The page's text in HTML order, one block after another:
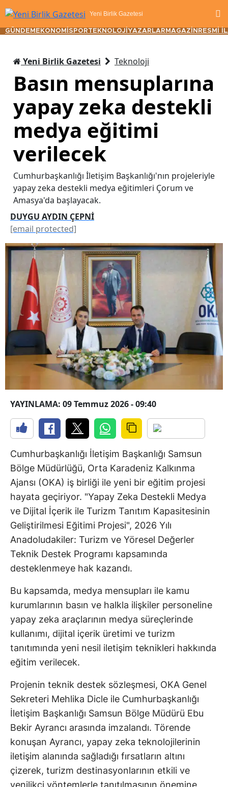
Yeni Birlik Gazetesi
GÜNDEM EKONOMİ SPORTEKNOLOJİ YAZARLAR MAGAZİN RESMİ
Yeni Birlik Gazetesi Teknoloji
Basın mensuplarına
yapay zeka destekli
medya eğitimi
verilecek
Cumhurbaşkanlığı İletişim Başkanlığı'nın projeleriyle
yapay zeka destekli medya eğitimleri Çorum ve
Amasya'da başlayacak.
DUYGU AYDIN ÇEPNİ
[email protected]
YAYINLAMA: 09 Temmuz 2026 - 09:40
Cumhurbaşkanlığı İletişim Başkanlığı Samsun
Bölge Müdürlüğü, Orta Karadeniz Kalkınma
Ajansı (OKA) iş birliği ile yeni bir eğitim projesi
hayata geçiriyor. "Yapay Zeka Destekli Medya
ve Dijital İçerik ile Turizm Tanıtım Kapasitesinin
Geliştirilmesi Eğitimi Projesi", 2026 Yılı
Anadoludakiler: Turizm ve Yöresel Değerler
Teknik Destek Programı kapsamında
desteklenmeye hak kazandı.
Bu kapsamda, medya mensupları ile kamu
kurumlarının basın ve halkla ilişkiler personeline
yapay zeka araçlarının medya süreçlerinde
kullanımı, dijital içerik üretimi ve turizm
tanıtımında yeni nesil iletişim teknikleri hakkında
eğitim verilecek.
Projenin teknik destek sözleşmesi, OKA Genel
Sekreteri Mehlika Dicle ile Cumhurbaşkanlığı
İletişim Başkanlığı Samsun Bölge Müdürü Ebu
Bekir Ayrancı arasında imzalandı. Törende
konuşan Ayrancı, yapay zeka teknolojilerinin
iletişim alanında sağladığı fırsatların altını
çizerek, turizm destinasyonlarının etkili ve
yenilikçi yöntemlerle tanıtılmasının önemine